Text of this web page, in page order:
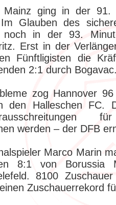
Mainz ging in der
Glauben des
noch in der 93.
Erst in der
Fünftligisten die
2:1 durch
zog Hannover
den Halleschen FC.
werden – der DFB
Marco Marin
8:1 von Borussia
8100
Zuschauerrekord